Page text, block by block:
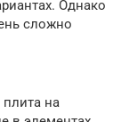
Однако
сложно
на